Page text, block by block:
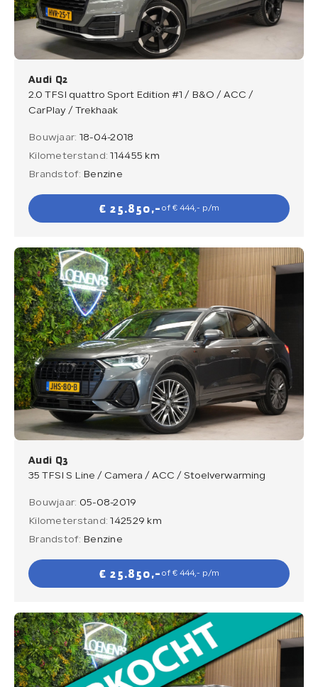
Verkocht
Contact
Direct contact
Direct contact
info@loenensautobedrijf.nl
+31 6 23892532
Adres
De Groendijck 43
3466 NJ Waarder
Audi Q2
2.0 TFSI quattro Sport Edition #1 / B&O / ACC /
CarPlay / Trekhaak
Bouwjaar: 18-04-2018
Kilometerstand:114455 km
Brandstof: Benzine
€ 25.850,- of € 444,- p/m
Audi Q3
35 TFSI S Line / Camera / ACC / Stoelverwarming
Bouwjaar: 05-08-2019
Kilometerstand:142529 km
Brandstof: Benzine
€ 25.850,- of € 444,- p/m